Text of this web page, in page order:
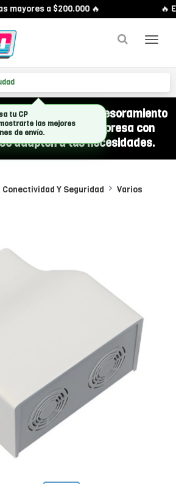
mayores a $200.000 🔥 🔥
y recibí asesoramiento
equipar a tu empresa con
adapten a tus necesidades.
Y Seguridad Varios
tu CP
las mejores
de envío.